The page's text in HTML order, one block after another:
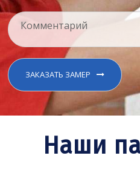
ЗАКАЗАТЬ ЗАМЕР
Наши